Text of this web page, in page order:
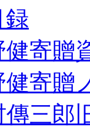
録
健寄贈
健寄贈
傳三郎